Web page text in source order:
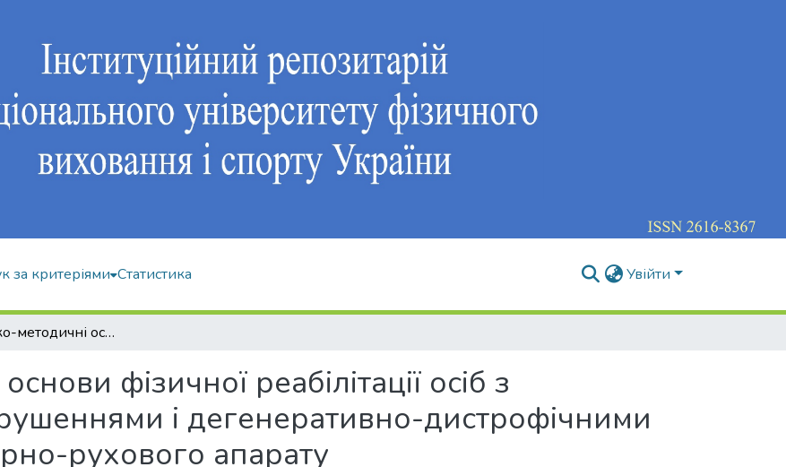
за критеріями Статистика Увійти
Теоретико-методичні основи фізичної реабілітації осіб з функціональними порушеннями і дегенеративно-дистрофічними захворюваннями опорно-рухового апарату
фізичної реабілітації осіб з
і дегенеративно-дистрофічними
рухового апарату